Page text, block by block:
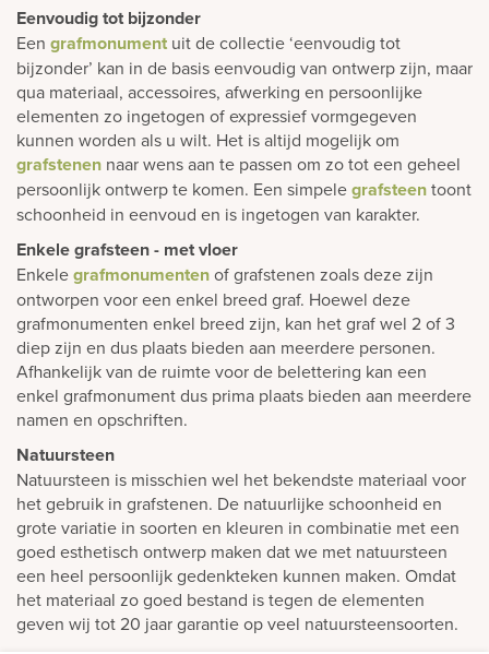
Eenvoudig tot bijzonder
Een grafmonument uit de collectie ‘eenvoudig tot
bijzonder’ kan in de basis eenvoudig van ontwerp zijn, maar
qua materiaal, accessoires, afwerking en persoonlijke
elementen zo ingetogen of expressief vormgegeven
kunnen worden als u wilt. Het is altijd mogelijk om
grafstenen naar wens aan te passen om zo tot een geheel
persoonlijk ontwerp te komen. Een simpelegrafsteentoont
schoonheid in eenvoud en is ingetogen van karakter.
Enkele grafsteen - met vloer
Enkelegrafmonumentenof grafstenen zoals deze zijn
ontworpen voor een enkel breed graf. Hoewel deze
grafmonumenten enkel breed zijn, kan het graf wel 2 of 3
diep zijn en dus plaats bieden aan meerdere personen.
Afhankelijk van de ruimte voor de belettering kan een
enkel grafmonument dus prima plaats bieden aan meerdere
namen en opschriften.
Natuursteen
Natuursteen is misschien wel het bekendste materiaal voor
het gebruik in grafstenen. De natuurlijke schoonheid en
grote variatie in soorten en kleuren in combinatie met een
goed esthetisch ontwerp maken dat we met natuursteen
een heel persoonlijk gedenkteken kunnen maken. Omdat
het materiaal zo goed bestand is tegen de elementen
geven wij tot 20 jaar garantie op veel natuursteensoorten.